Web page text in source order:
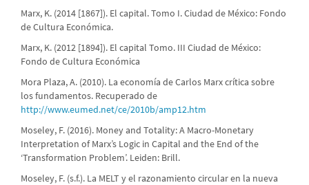
Marx, K. (2014 [1867]). El capital. Tomo I. Ciudad de México: Fondo
de Cultura Económica.
Marx, K. (2012 [1894]). El capital Tomo. III Ciudad de México:
Fondo de Cultura Económica
Mora Plaza, A. (2010). La economía de Carlos Marx crítica sobre
los fundamentos. Recuperado de
http://www.eumed.net/ce/2010b/amp12.htm
Moseley, F. (2016). Money and Totality: A Macro-Monetary
Interpretation of Marx’s Logic in Capital and the End of the
‘Transformation Problem’. Leiden: Brill.
Moseley, F. (s.f.). La MELT y el razonamiento circular en la nueva